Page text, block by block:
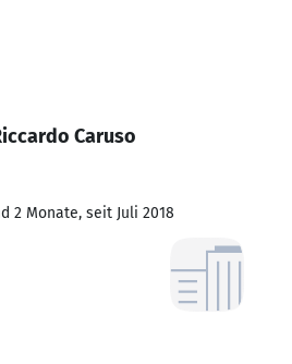
Caruso
2 Monate, seit Juli 2018